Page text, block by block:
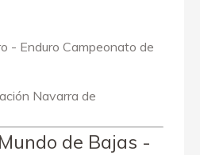
- Enduro Campeonato de
Navarra de
de Bajas -